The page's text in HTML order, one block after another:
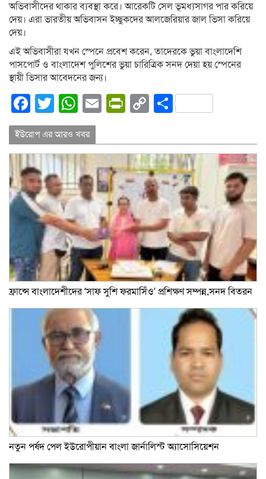
অভিবাসীদের থাকার ব্যবস্থা করে। আরেকটি সেল ভূমধ্যসাগর পার করিয়ে
দেয়। এরা ভারতীয় অভিবাসন ইচ্ছুকদের আলজেরিয়ার জাল ভিসা করিয়ে
দেয়।
এই অভিবাসীরা যখন স্পেনে প্রবেশ করেন, তাদেরকে ভুয়া বাংলাদেশি
পাসপোর্ট ও বাংলাদেশ পুলিশের ভুয়া চারিত্রিক সনদ দেয়া হয় স্পেনের
স্থায়ী ভিসার আবেদনের জন্য।
Facebook
Twitter
WhatsApp
EmailPrintFriendly
CopyShare
ইউরোপ এর আরও খবর
ফ্রান্সে বাংলাদেশীদের ‘সাফ সুশি ফরমাসিঁও’ প্রশিক্ষণ সম্পন্ন,সনদ বিতরন
নতুন পর্ষদ পেল ইউরোপীয়ান বাংলা জার্নালিস্ট অ্যাসোসিয়েশন